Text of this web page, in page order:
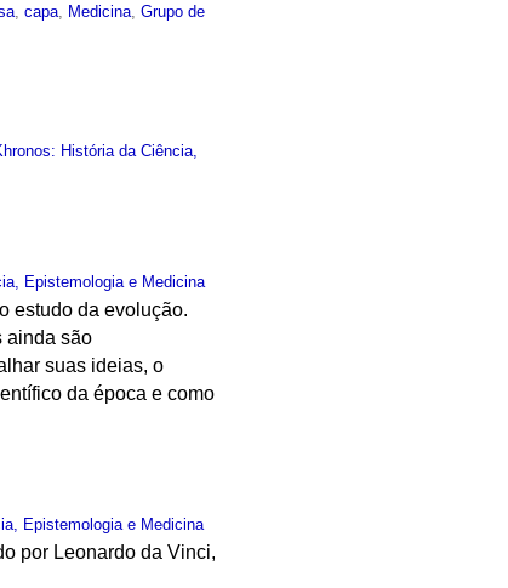
,capa Medicina ,Grupo de
História da Ciência,
Epistemologia e Medicina
estudo da evolução.
ainda são
suas ideias, o
da época e como
Epistemologia e Medicina
por Leonardo da Vinci,